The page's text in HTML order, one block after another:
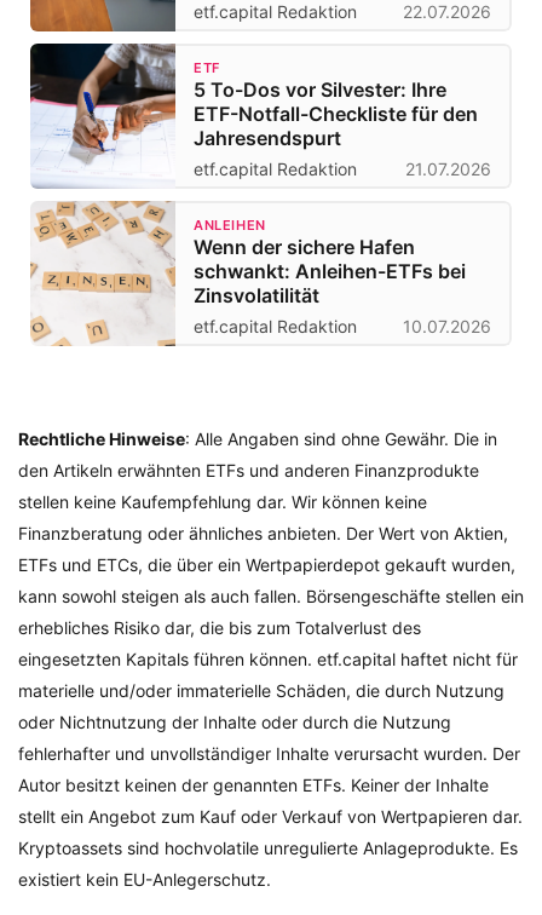
etf.capital Redaktion 22.07.2026
ETF
5 To-Dos vor Silvester: Ihre
ETF-Notfall-Checkliste für den
Jahresendspurt
etf.capital Redaktion 21.07.2026
ANLEIHEN
Wenn der sichere Hafen
schwankt: Anleihen-ETFs bei
Zinsvolatilität
etf.capital Redaktion 10.07.2026
Rechtliche Hinweise: Alle Angaben sind ohne Gewähr. Die in
den Artikeln erwähnten ETFs und anderen Finanzprodukte
stellen keine Kaufempfehlung dar. Wir können keine
Finanzberatung oder ähnliches anbieten. Der Wert von Aktien,
ETFs und ETCs, die über ein Wertpapierdepot gekauft wurden,
kann sowohl steigen als auch fallen. Börsengeschäfte stellen ein
erhebliches Risiko dar, die bis zum Totalverlust des
eingesetzten Kapitals führen können. etf.capital haftet nicht für
materielle und/oder immaterielle Schäden, die durch Nutzung
oder Nichtnutzung der Inhalte oder durch die Nutzung
fehlerhafter und unvollständiger Inhalte verursacht wurden. Der
Autor besitzt keinen der genannten ETFs. Keiner der Inhalte
stellt ein Angebot zum Kauf oder Verkauf von Wertpapieren dar.
Kryptoassets sind hochvolatile unregulierte Anlageprodukte. Es
existiert kein EU-Anlegerschutz.